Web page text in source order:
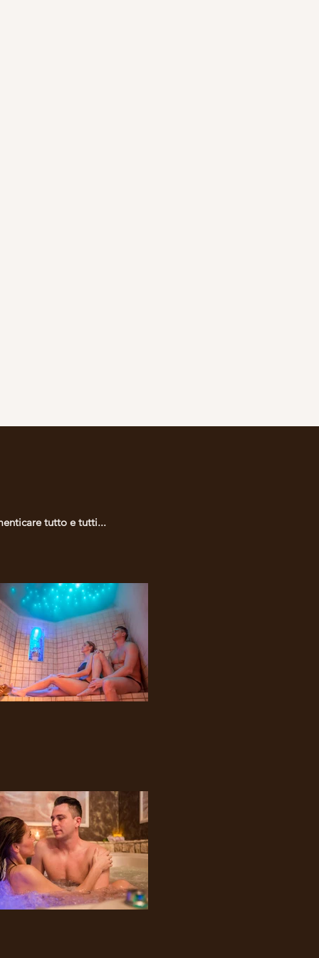
tutto e tutti...